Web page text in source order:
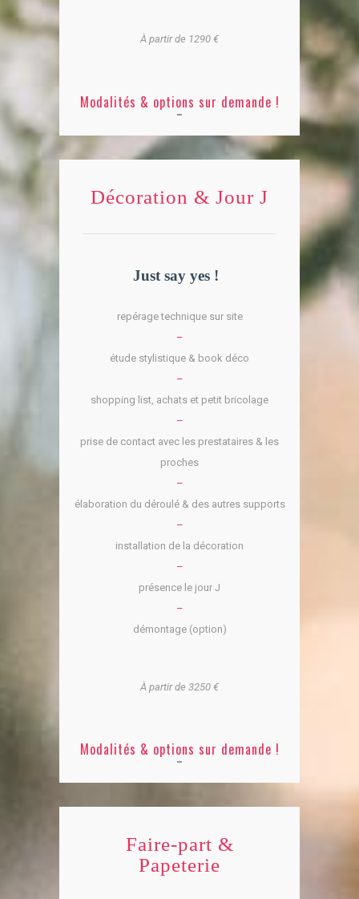
À partir de 1290 €
Modalités & options sur demande !
Décoration & Jour J
Just say yes !
repérage technique sur site
–
étude stylistique & book déco
–
shopping list, achats et petit bricolage
–
prise de contact avec les prestataires & les
proches
–
élaboration du déroulé & des autres supports
–
installation de la décoration
–
présence le jour J
–
démontage (option)
À partir de 3250 €
Modalités & options sur demande !
Faire-part &
Papeterie